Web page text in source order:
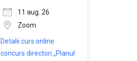
11 aug. 26
Zoom
Detalii curs online
concurs directori „Planul